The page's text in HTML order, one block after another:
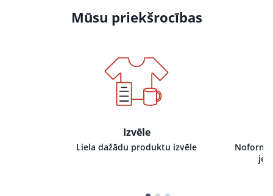
Mūsu priekšrocības
Izvēle
Liela dažādu produktu izvēle